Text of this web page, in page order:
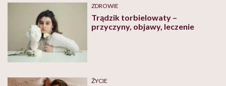
ZDROWIE
Trądzik torbielowaty –
przyczyny, objawy, leczenie
ŻYCIE